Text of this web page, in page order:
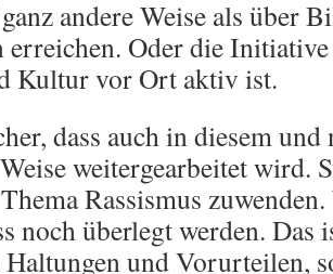
andere Weise als über
erreichen. Oder die
Kultur vor Ort aktiv ist.
dass auch in diesem und
weitergearbeitet wird.
Rassismus
noch überlegt werden. Das
Haltungen und Vorurteilen,